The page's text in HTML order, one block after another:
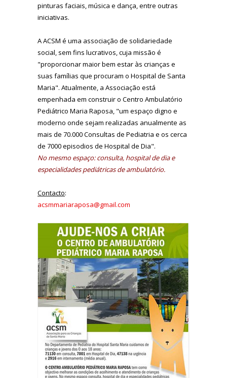
pinturas faciais, música e dança, entre outras
iniciativas.
A ACSM é uma associação de solidariedade
social, sem fins lucrativos, cuja missão é
"proporcionar maior bem estar às crianças e
suas famílias que procuram o Hospital de Santa
Maria". Atualmente, a Associação está
empenhada em construir o Centro Ambulatório
Pediátrico Maria Raposa, "um espaço digno e
moderno onde sejam realizadas anualmente as
mais de 70.000 Consultas de Pediatria e os cerca
de 7000 episodios de Hospital de Dia".
No mesmo espaço: consulta, hospital de dia e
especialidades pediátricas de ambulatório.
Contacto:
acsmmariaraposa@gmail.com